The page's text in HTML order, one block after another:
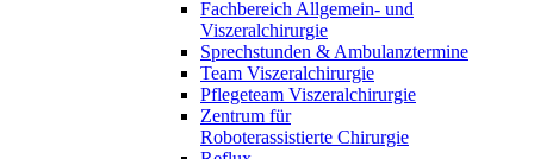
Fachbereich Allgemein- und
Viszeralchirurgie
Sprechstunden & Ambulanztermine
Team Viszeralchirurgie
Pflegeteam Viszeralchirurgie
Zentrum für
Roboterassistierte Chirurgie